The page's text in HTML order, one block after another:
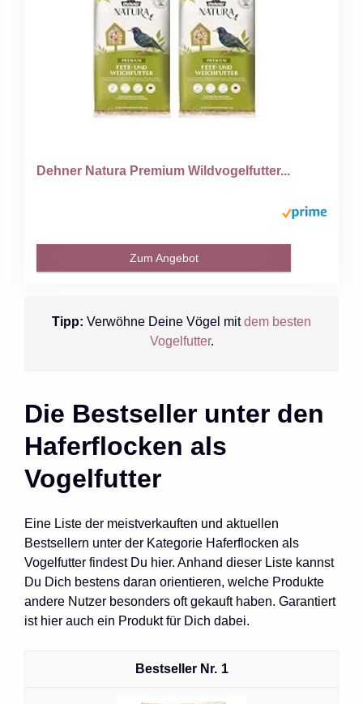
Dehner Natura Premium Wildvogelfutter...
Zum Angebot
Tipp: Verwöhne Deine Vögel mitdem besten
Vogelfutter.
Die Bestseller unter den
Haferflocken als
Vogelfutter
Eine Liste der meistverkauften und aktuellen
Bestsellern unter der Kategorie Haferflocken als
Vogelfutter findest Du hier. Anhand dieser Liste kannst
Du Dich bestens daran orientieren, welche Produkte
andere Nutzer besonders oft gekauft haben. Garantiert
ist hier auch ein Produkt für Dich dabei.
1